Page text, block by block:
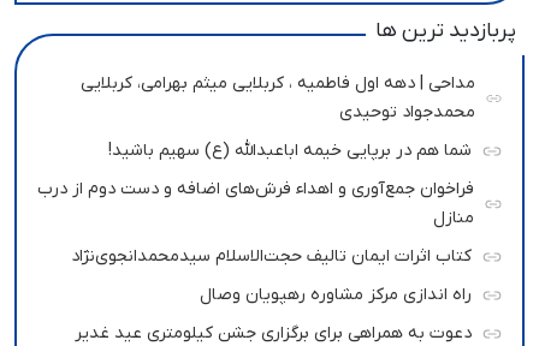
پربازدید ترین ها
مداحی | دهه اول فاطمیه ، کربلایی میثم بهرامی، کربلایی
محمدجواد توحیدی
شما هم در برپایی خیمه اباعبدالله (ع) سهیم باشید!
فراخوان جمع‌آوری و اهداء فرش‌های اضافه و دست دوم از درب
منازل
کتاب اثرات ایمان تالیف حجت‌الاسلام سیدمحمدانجوی‌نژاد
راه اندازی مرکز مشاوره رهپویان وصال
دعوت به همراهی برای برگزاری جشن کیلومتری عید غدیر